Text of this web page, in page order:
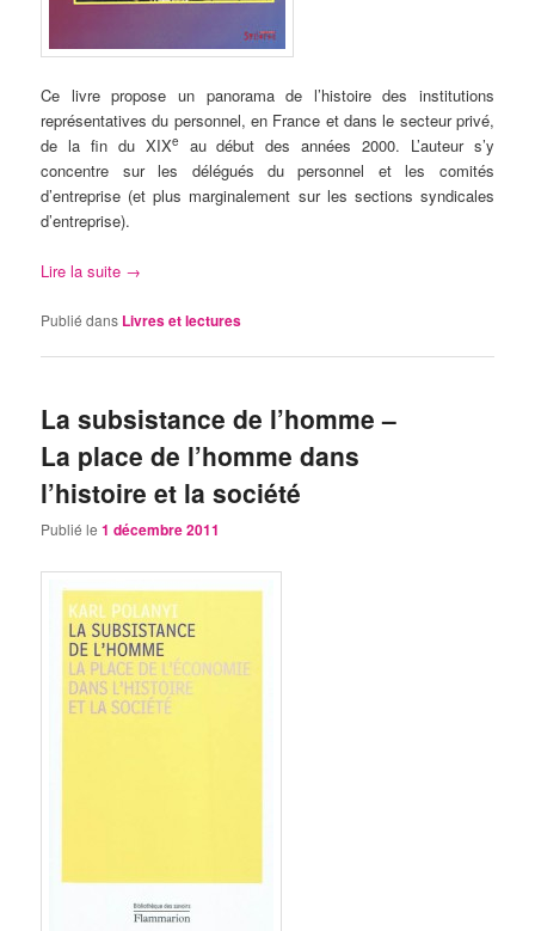
Ce livre propose un panorama de l’histoire des institutions
représentatives du personnel, en France et dans le secteur privé,
de la fin du XIXe
au début des années 2000. L’auteur s’y
concentre sur les délégués du personnel et les comités
d’entreprise (et plus marginalement sur les sections syndicales
d’entreprise).
Lire la suite →
Publié dans Livres et lectures
La subsistance de l’homme –
La place de l’homme dans
l’histoire et la société
Publié le1 décembre 2011